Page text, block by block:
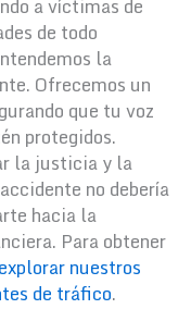
de todo
la
Ofrecemos un
que tu voz
protegidos.
la justicia y la
no debería
hacia la
Para obtener
explorar nuestros
de tráfico.